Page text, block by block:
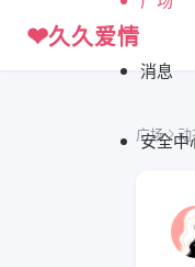
❤久久爱情
消息
安全中
广场